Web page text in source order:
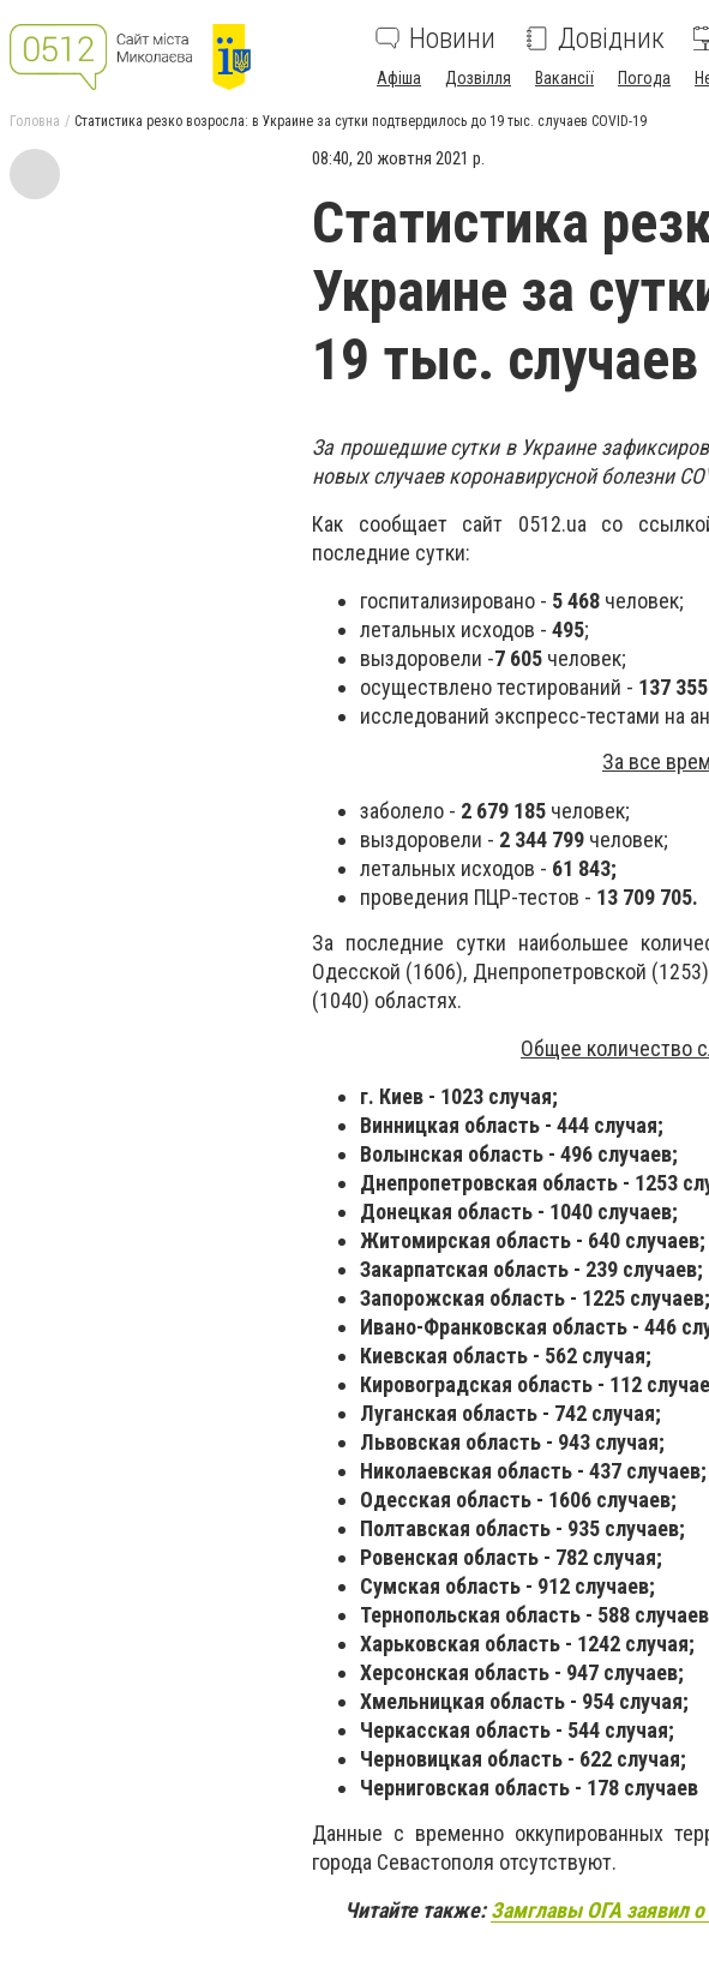
Новини Довідник
Афіша Дозвілля Вакансії Погода
Головна Статистика резко возросла: в Украине за сутки подтвердилось до 19 тыс. случаев COVID-19
08:40, 20 жовтня 2021 р.
Статистика
Украине за
19 тыс. случаев
За прошедшие сутки в Украине
новых случаев коронавирусной болезни
Как сообщает сайт 0512.ua со
последние сутки:
госпитализировано - 5 468 человек;
летальных исходов - 495;
выздоровели -7 605 человек;
осуществлено тестирований - 137 355
исследований экспресс-тестами на
За все
заболело - 2 679 185 человек;
выздоровели - 2 344 799 человек;
летальных исходов - 61 843;
проведения ПЦР-тестов - 13 709 705.
За последние сутки наибольшее
Одесской (1606), Днепропетровской
(1040) областях.
Общее количество
г. Киев - 1023 случая;
Винницкая область - 444 случая;
Волынская область - 496 случаев;
Днепропетровская область - 1253
Донецкая область - 1040 случаев;
Житомирская область - 640 случаев;
Закарпатская область - 239 случаев;
Запорожская область - 1225 случаев;
Ивано-Франковская область - 446
Киевская область - 562 случая;
Кировоградская область - 112
Луганская область - 742 случая;
Львовская область - 943 случая;
Николаевская область - 437 случаев;
Одесская область - 1606 случаев;
Полтавская область - 935 случаев;
Ровенская область - 782 случая;
Сумская область - 912 случаев;
Тернопольская область - 588
Харьковская область - 1242 случая;
Херсонская область - 947 случаев;
Хмельницкая область - 954 случая;
Черкасская область - 544 случая;
Черновицкая область - 622 случая;
Черниговская область - 178 случаев
Данные с временно оккупированных
города Севастополя отсутствуют.
Читайте также:Замглавы ОГА заявил